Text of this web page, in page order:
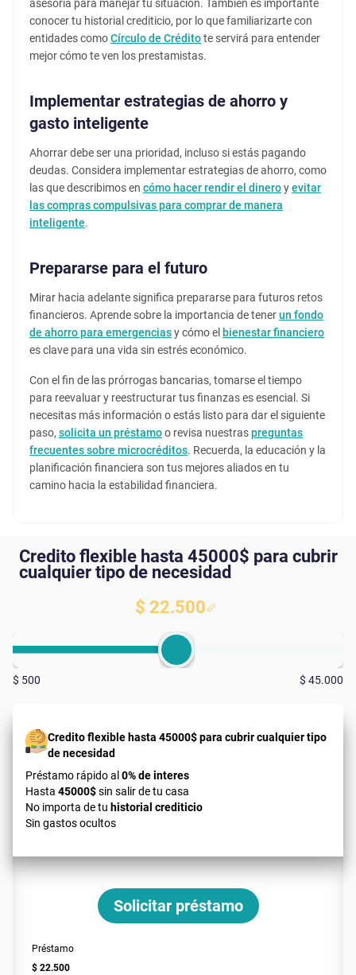
asesoría para manejar tu situación. También es importante
conocer tu historial crediticio, por lo que familiarizarte con
entidades comoCírculo de Créditote servirá para entender
mejor cómo te ven los prestamistas.
Implementar estrategias de ahorro y
gasto inteligente
Ahorrar debe ser una prioridad, incluso si estás pagando
deudas. Considera implementar estrategias de ahorro, como
las que describimos en cómo hacer rendir el dineroyevitar
las compras compulsivas para comprar de manera
inteligente.
Prepararse para el futuro
Mirar hacia adelante significa prepararse para futuros retos
financieros. Aprende sobre la importancia de tenerun fondo
de ahorro para emergenciasy cómo el bienestar financiero
es clave para una vida sin estrés económico.
Con el fin de las prórrogas bancarias, tomarse el tiempo
para reevaluar y reestructurar tus finanzas es esencial. Si
necesitas más información o estás listo para dar el siguiente
paso, solicita un préstamoo revisa nuestraspreguntas
frecuentes sobre microcréditos. Recuerda, la educación y la
planificación financiera son tus mejores aliados en tu
camino hacia la estabilidad financiera.
Credito flexible hasta 45000$ para cubrir
cualquier tipo de necesidad
$ 22.500
$ 500 $ 45.000
Credito flexible hasta 45000$ para cubrir cualquier tipo
de necesidad
Préstamo rápido al0% de interes
Hasta 45000$sin salir de tu casa
No importa de tu historial crediticio
Sin gastos ocultos
Solicitar préstamo
Préstamo
$ 22.500